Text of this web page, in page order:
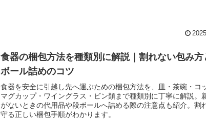
食器の梱包方法を種類別に解説｜割れない包み方
ボール詰めのコツ
食器を安全に引越し先へ運ぶための梱包方法を、皿・茶碗・コ
マグカップ・ワイングラス・ビン類まで種類別に丁寧に解説。
がないときの代用品や段ボールへ詰める際の注意点も紹介。割
守る正しい梱包手順がわかります。